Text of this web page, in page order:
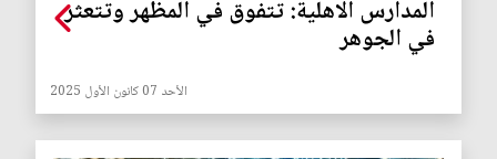
المدارس الاهلية: تتفوق في المظهر وتتعثر
في الجوهر
الأحد 07 كانون الأول 2025